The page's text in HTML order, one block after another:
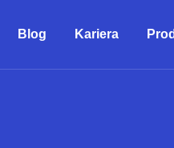
Blog Kariera